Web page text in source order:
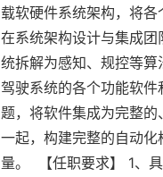
载软硬件系统架构，将
在系统架构设计与集成
统拆解为感知、规控等
驾驶系统的各个功能软
题，将软件集成为完整
一起，构建完整的自动
量。 【任职要求】 1、